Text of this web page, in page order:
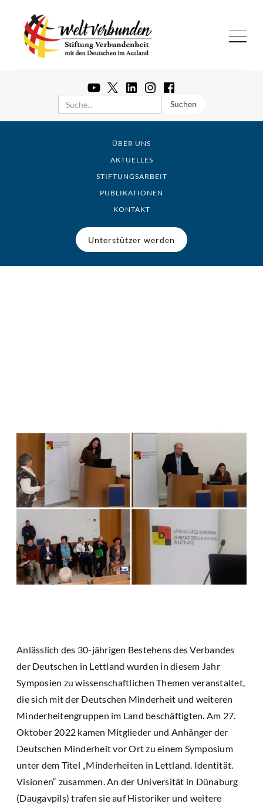
ÜBER UNS
AKTUELLES
STIFTUNGSARBEIT
PUBLIKATIONEN
KONTAKT
Unterstützer werden
Anlässlich des 30-jährigen Bestehens des Verbandes
der Deutschen in Lettland wurden in diesem Jahr
Symposien zu wissenschaftlichen Themen veranstaltet,
die sich mit der Deutschen Minderheit und weiteren
Minderheitengruppen im Land beschäftigten. Am 27.
Oktober 2022 kamen Mitglieder und Anhänger der
Deutschen Minderheit vor Ort zu einem Symposium
unter dem Titel „Minderheiten in Lettland. Identität.
Visionen“ zusammen. An der Universität in Dünaburg
(Daugavpils) trafen sie auf Historiker und weitere